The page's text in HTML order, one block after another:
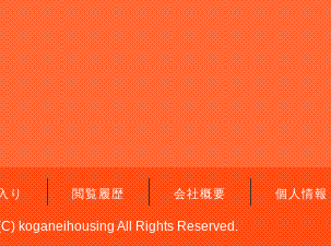
り 閲覧履歴 会社概要 個人情報
koganeihousing All Rights Reserved.